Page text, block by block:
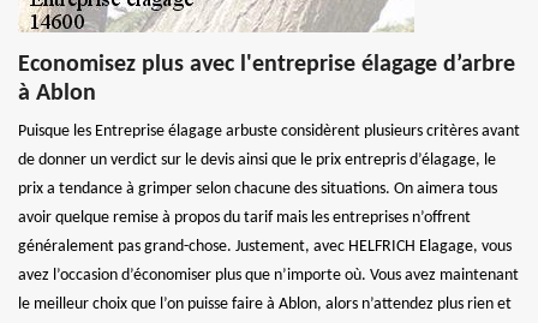
Economisez plus avec l'entreprise élagage d’arbre
à Ablon
Puisque les Entreprise élagage arbuste considèrent plusieurs critères avant
de donner un verdict sur le devis ainsi que le prix entrepris d’élagage, le
prix a tendance à grimper selon chacune des situations. On aimera tous
avoir quelque remise à propos du tarif mais les entreprises n’offrent
généralement pas grand-chose. Justement, avec HELFRICH Elagage, vous
avez l’occasion d’économiser plus que n’importe où. Vous avez maintenant
le meilleur choix que l’on puisse faire à Ablon, alors n’attendez plus rien et